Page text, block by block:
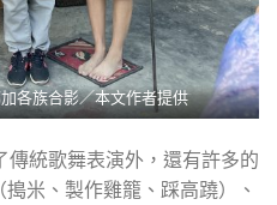
各族合影／本文作者提供
統歌舞表演外，還有許多的
米、製作雞籠、踩高蹺）、